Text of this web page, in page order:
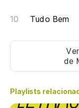
Tudo Bem
de
Playlists